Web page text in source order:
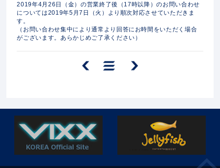
2019年4月26日（金）の営業終了後（17時以降）のお問い合わせ
については2019年5月7日（火）より順次対応させていただきま
す。
（お問い合わせ集中により通常より回答にお時間をいただく場合
がございます。あらかじめご了承ください）